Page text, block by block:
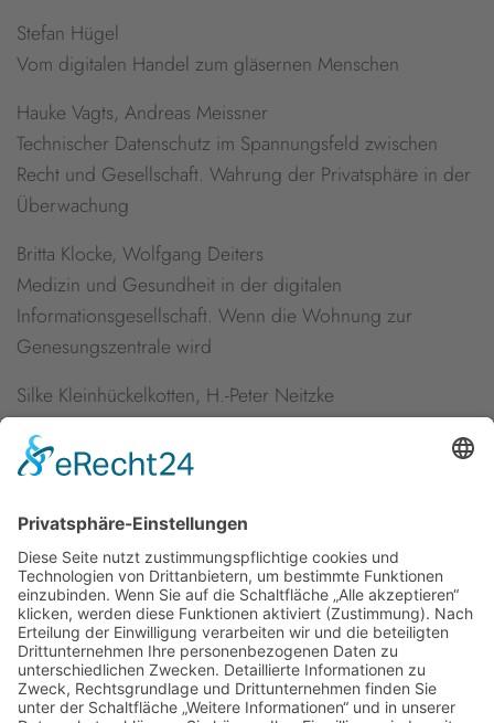
Stefan Hügel
Vom digitalen Handel zum gläsernen Menschen
Hauke Vagts, Andreas Meissner
Technischer Datenschutz im Spannungsfeld zwischen
Recht und Gesellschaft. Wahrung der Privatsphäre in der
Überwachung
Britta Klocke, Wolfgang Deiters
Medizin und Gesundheit in der digitalen
Informationsgesellschaft. Wenn die Wohnung zur
Genesungszentrale wird
Silke Kleinhückelkotten, H.-Peter Neitzke
Leben in der vernetzten Welt. Chancen und Risiken
allgegenwärtiger Informations- und
und Bürgern
Newsletter
Presse
Anfahrt
Partner